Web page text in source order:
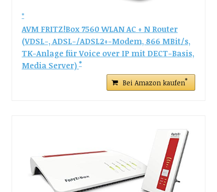
AVM FRITZ!Box 7560 WLAN AC + N Router
(VDSL-, ADSL-/ADSL2+-Modem, 866 MBit/s,
TK-Anlage für Voice over IP mit DECT-Basis,
Media Server)
Bei Amazon kaufen